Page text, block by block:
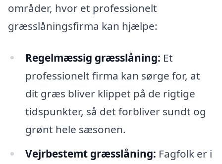
områder, hvor et professionelt
græsslåningsfirma kan hjælpe:
Regelmæssig græsslåning: Et
professionelt firma kan sørge for, at
dit græs bliver klippet på de rigtige
tidspunkter, så det forbliver sundt og
grønt hele sæsonen.
Vejrbestemt græsslåning: Fagfolk er i